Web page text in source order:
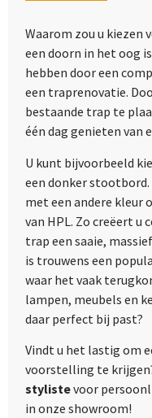
Waarom zou u kiezen
een doorn in het oog
hebben door een
een traprenovatie.
bestaande trap te
één dag genieten van
U kunt bijvoorbeeld
een donker
met een andere kleur
van HPL. Zo creëert
trap een saaie,
is trouwens een
waar het vaak
lampen, meubels en
daar perfect bij past?
Vindt u het lastig om
voorstelling te
stylistevoor
in onze showroom!